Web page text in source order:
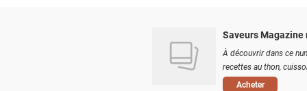
Saveurs Magazine
À découvrir dans ce
recettes au thon,
Acheter